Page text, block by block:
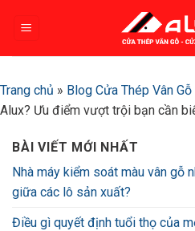
Trang chủ » Blog Cửa Thép Vân Gỗ
Alux? Ưu điểm vượt trội bạn cần
BÀI VIẾT MỚI NHẤT
Nhà máy kiểm soát màu vân gỗ
giữa các lô sản xuất?
Điều gì quyết định tuổi thọ của